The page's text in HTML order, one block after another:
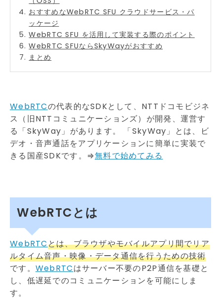
おすすめなWebRTC SFU クラウドサービス・パ
ッケージ
WebRTC SFU を活用して実装する際のポイント
WebRTC SFUならSkyWayがおすすめ
まとめ
WebRTCの代表的なSDKとして、NTTドコモビジネ
ス（旧NTTコミュニケーションズ）が開発、運営す
る「SkyWay」があります。 「SkyWay」とは、ビ
デオ・音声通話をアプリケーションに簡単に実装で
きる国産SDKです。⇒無料で始めてみる
WebRTCとは
WebRTCとは、ブラウザやモバイルアプリ間でリア
ルタイム音声・映像・データ通信を行うための技術
です。 WebRTCはサーバー不要のP2P通信を基礎と
し、低遅延でのコミュニケーションを可能にしま
す。